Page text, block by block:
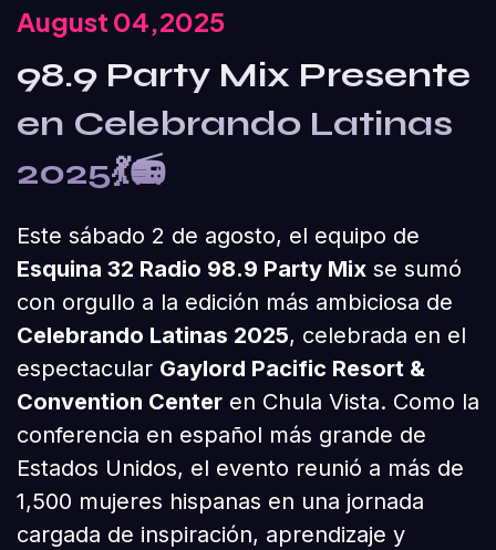
August 04,2025
98.9 Party Mix Presente
en Celebrando Latinas
2025💃📻
Este sábado 2 de agosto, el equipo de
Esquina 32 Radio 98.9 Party Mix se sumó
con orgullo a la edición más ambiciosa de
Celebrando Latinas 2025, celebrada en el
espectacular Gaylord Pacific Resort &
Convention Center en Chula Vista. Como la
conferencia en español más grande de
Estados Unidos, el evento reunió a más de
1,500 mujeres hispanas en una jornada
cargada de inspiración, aprendizaje y